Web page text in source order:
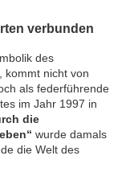
verbunden
des
kommt nicht von
als federführende
im Jahr 1997 in
die
wurde damals
die Welt des